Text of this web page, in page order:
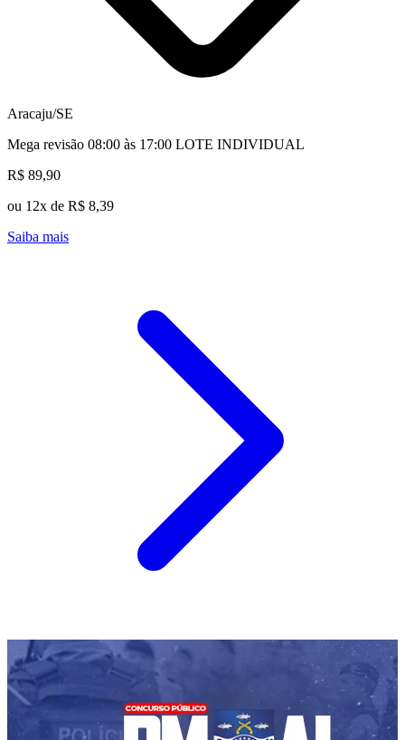
Aracaju/SE
Mega revisão 08:00 às 17:00 LOTE INDIVIDUAL
R$ 89,90
ou 12x de R$ 8,39
Saiba mais